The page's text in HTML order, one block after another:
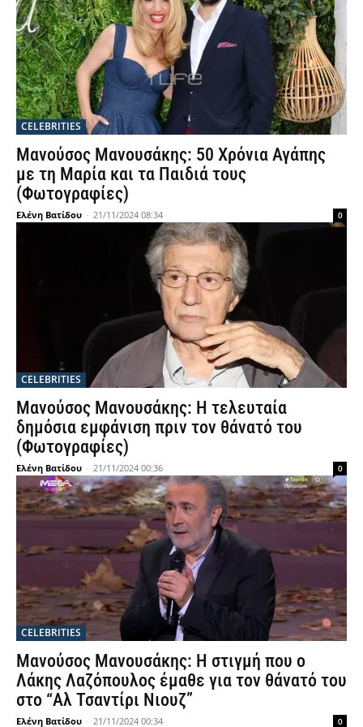
CELEBRITIES
Μανούσος Μανουσάκης: 50 Χρόνια Αγάπης
με τη Μαρία και τα Παιδιά τους
(Φωτογραφίες)
Ελένη Βατίδου - 21/11/2024 08:34 0
CELEBRITIES
Μανούσος Μανουσάκης: Η τελευταία
δημόσια εμφάνιση πριν τον θάνατό του
(Φωτογραφίες)
Ελένη Βατίδου - 21/11/2024 00:36 0
CELEBRITIES
Μανούσος Μανουσάκης: Η στιγμή που ο
Λάκης Λαζόπουλος έμαθε για τον θάνατό του
στο “Αλ Τσαντίρι Νιουζ”
Ελένη Βατίδου - 21/11/2024 00:34 0